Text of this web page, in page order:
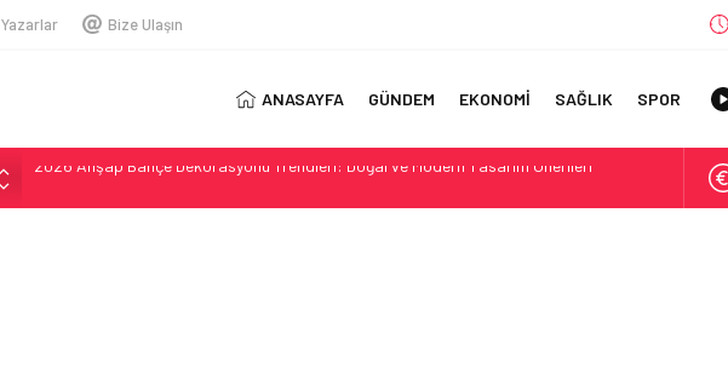
Yazarlar Bize Ulaşın
ANASAYFA GÜNDEM EKONOMİ SAĞLIK SPOR
Organik Büyüme Stratejisi: Uzun Vadede Sosyal Medya Başarısı Nasıl Sağlanır?
Seamless Travel Begins: Discover the Convenience of Istanbul Transfer Services